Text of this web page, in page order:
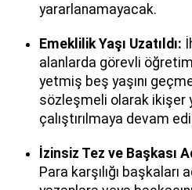
yararlanamayacak.
Emeklilik Yaşı Uzatıldı:
alanlarda görevli
yetmiş beş yaşını
sözleşmeli olarak ikişer
çalıştırılmaya devam
İzinsiz Tez ve Başkası
Para karşılığı başkaları